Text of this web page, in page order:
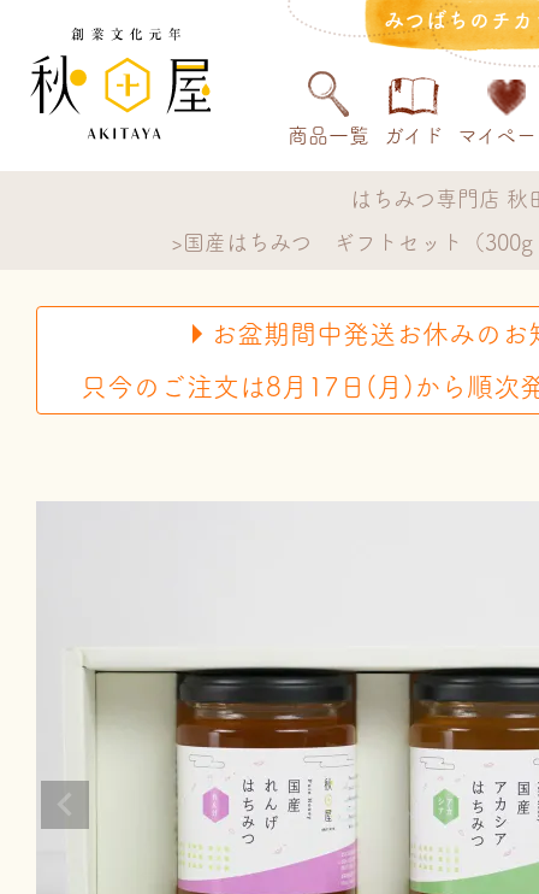
みつばちのチ
商品一覧 ガイド マイペ
はちみつ専門店 秋
国産はちみつ ギフトセット（
お盆期間中発送お休みのお
只今のご注文は8月17日(月)から順次